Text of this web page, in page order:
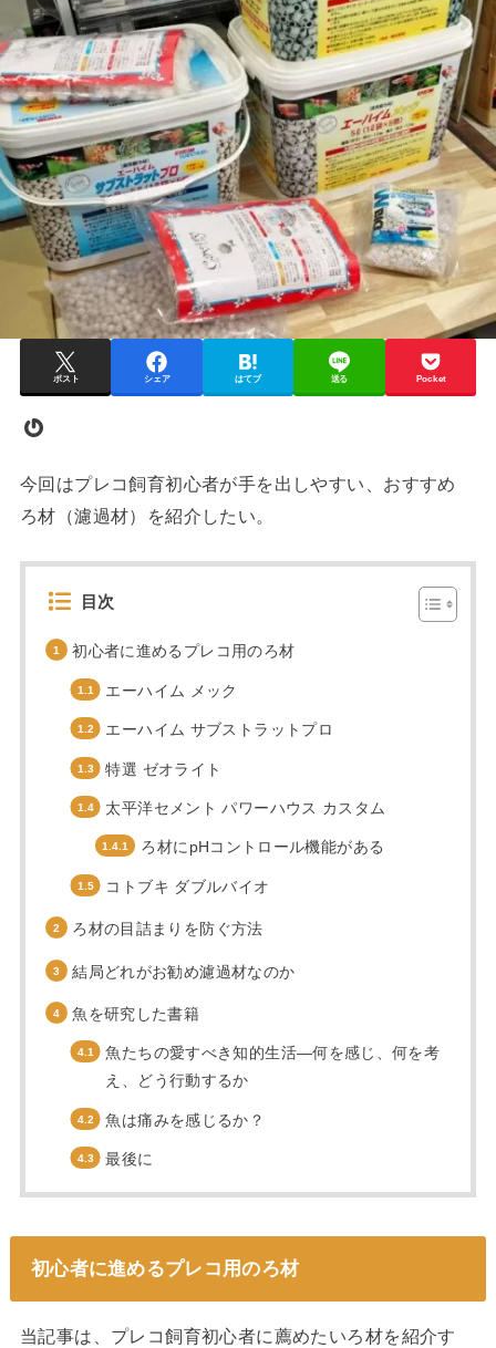
ポスト シェア はてブ 送る Pocket
Gravatar
今回はプレコ飼育初心者が手を出しやすい、おすすめ
ろ材（濾過材）を紹介したい。
目次
初心者に進めるプレコ用のろ材
エーハイム メック
エーハイム サブストラットプロ
特選 ゼオライト
太平洋セメント パワーハウス カスタム
ろ材にpHコントロール機能がある
コトブキ ダブルバイオ
ろ材の目詰まりを防ぐ方法
結局どれがお勧め濾過材なのか
魚を研究した書籍
魚たちの愛すべき知的生活―何を感じ、何を考
え、どう行動するか
魚は痛みを感じるか？
最後に
初心者に進めるプレコ用のろ材
当記事は、プレコ飼育初心者に薦めたいろ材を紹介す